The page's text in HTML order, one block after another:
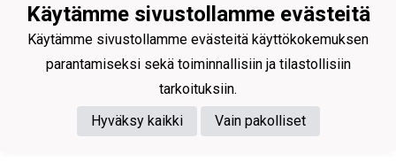
Käytämme sivustollamme evästeitä
Käytämme sivustollamme evästeitä käyttökokemuksen
parantamiseksi sekä toiminnallisiin ja tilastollisiin
tarkoituksiin.
Hyväksy kaikki
Vain pakolliset